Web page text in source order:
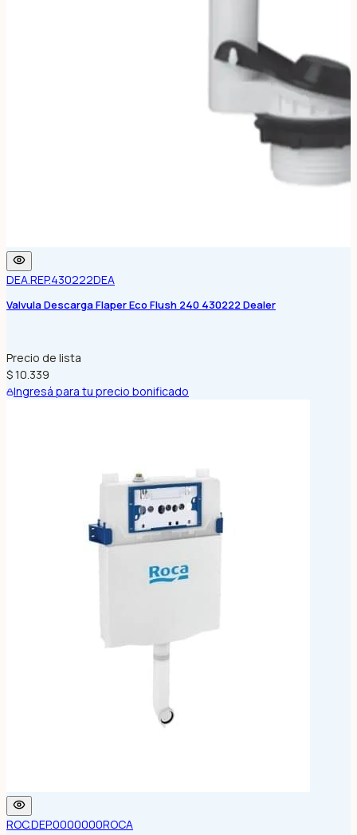
DEA.REP.430222DEA
Valvula Descarga Flaper Eco Flush 240 430222 Dealer
Precio de lista
$ 10.339
Ingresá para tu precio bonificado
ROC.DEP.0000000ROCA